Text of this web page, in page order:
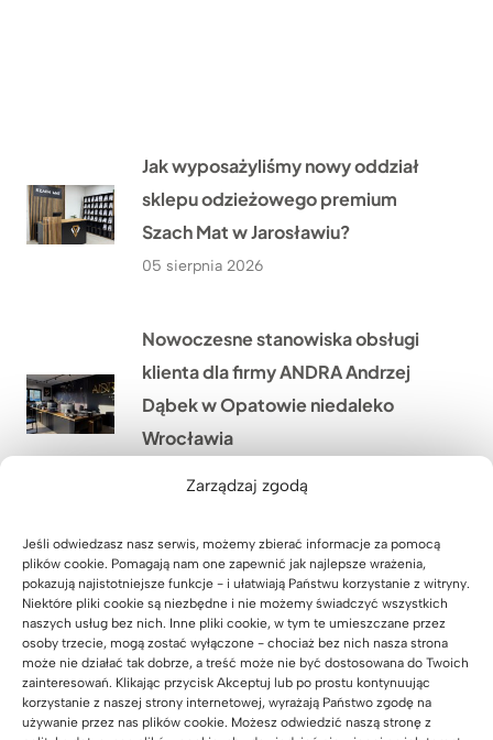
Zarządzaj zgodą
Jeśli odwiedzasz nasz serwis, możemy zbierać informacje za pomocą
plików cookie. Pomagają nam one zapewnić jak najlepsze wrażenia,
pokazują najistotniejsze funkcje - i ułatwiają Państwu korzystanie z witryny.
Niektóre pliki cookie są niezbędne i nie możemy świadczyć wszystkich
naszych usług bez nich. Inne pliki cookie, w tym te umieszczane przez
osoby trzecie, mogą zostać wyłączone - chociaż bez nich nasza strona
może nie działać tak dobrze, a treść może nie być dostosowana do Twoich
zainteresowań. Klikając przycisk Akceptuj lub po prostu kontynuując
korzystanie z naszej strony internetowej, wyrażają Państwo zgodę na
używanie przez nas plików cookie. Możesz odwiedzić naszą stronę z
Jak wyposażyliśmy nowy oddział
sklepu odzieżowego premium
Szach Mat w Jarosławiu?
05 sierpnia 2026
Nowoczesne stanowiska obsługi
klienta dla firmy ANDRA Andrzej
Dąbek w Opatowie niedaleko
Wrocławia
Komoda biurowa dla Pana Rafała z
Przyszowic niedaleko Gliwic
03 sierpnia 2026
Nowoczesna poczekalnia dla
rodziców w Lucky Academy